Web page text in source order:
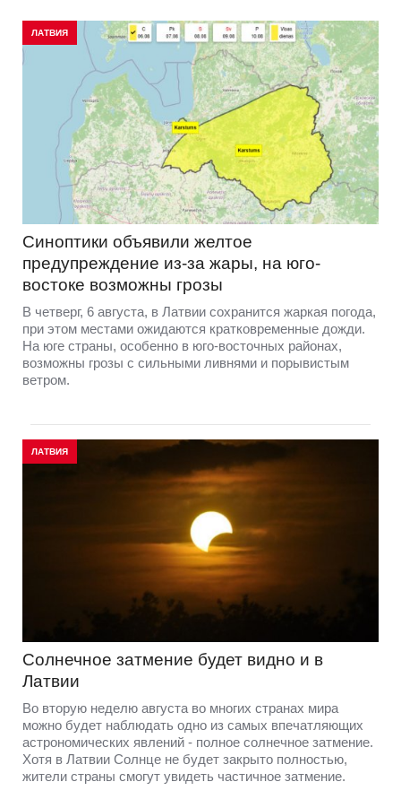
ЛАТВИЯ
Синоптики объявили желтое
предупреждение из-за жары, на юго-
востоке возможны грозы
В четверг, 6 августа, в Латвии сохранится жаркая погода,
при этом местами ожидаются кратковременные дожди.
На юге страны, особенно в юго-восточных районах,
возможны грозы с сильными ливнями и порывистым
ветром.
ЛАТВИЯ
Солнечное затмение будет видно и в
Латвии
Во вторую неделю августа во многих странах мира
можно будет наблюдать одно из самых впечатляющих
астрономических явлений - полное солнечное затмение.
Хотя в Латвии Солнце не будет закрыто полностью,
жители страны смогут увидеть частичное затмение.